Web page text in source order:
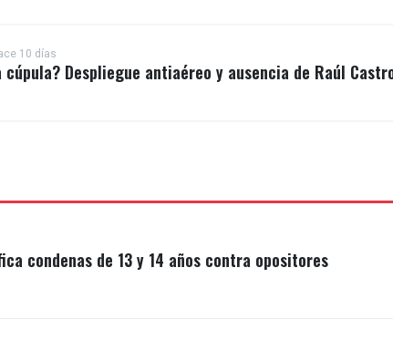
10 días
cúpula? Despliegue antiaéreo y ausencia de Raúl
condenas de 13 y 14 años contra opositores